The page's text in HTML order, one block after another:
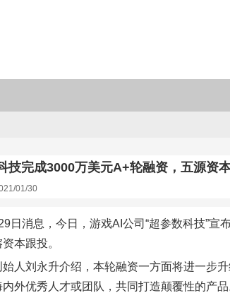
技完成3000万美元A+轮融资，五源资
01/30
日消息，今日，游戏AI公司“超参数科技”
本跟投。
始人刘永升介绍，本轮融资一方面将进一步
外优秀人才或团队，共同打造颠覆性的产品